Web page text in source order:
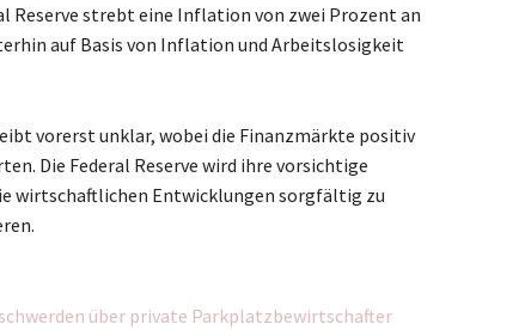
Reserve strebt eine Inflation von zwei Prozent an
auf Basis von Inflation und Arbeitslosigkeit
vorerst unklar, wobei die Finanzmärkte positiv
Die Federal Reserve wird ihre vorsichtige
wirtschaftlichen Entwicklungen sorgfältig zu
über private Parkplatzbewirtschafter